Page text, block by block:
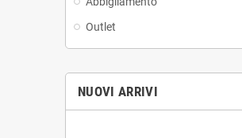
Outlet
NUOVI ARRIVI